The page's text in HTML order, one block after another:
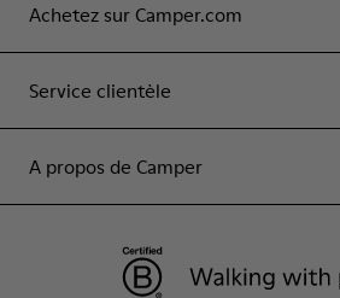
Achetez sur Camper.com
Service clientèle
A propos de Camper